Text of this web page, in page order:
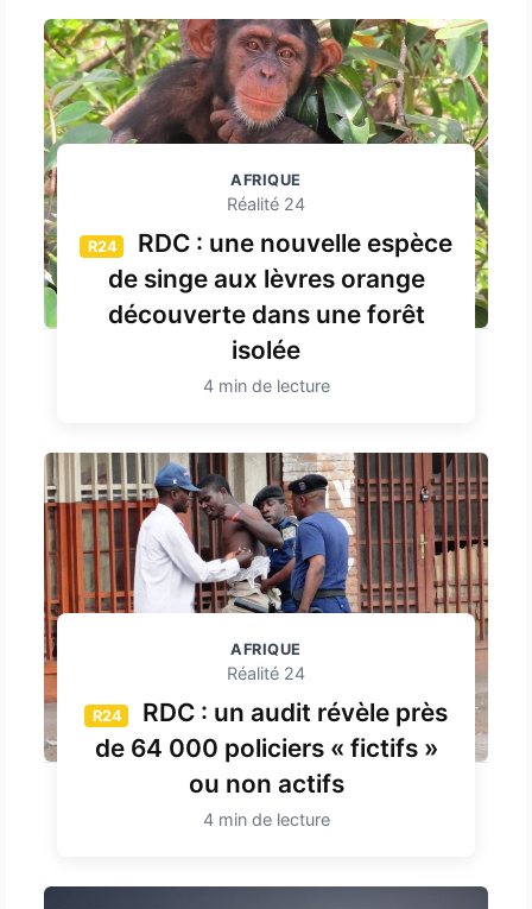
AFRIQUE
Réalité 24
R24
RDC : une nouvelle espèce
de singe aux lèvres orange
découverte dans une forêt
isolée
4 min de lecture
AFRIQUE
Réalité 24
R24
RDC : un audit révèle près
de 64 000 policiers « fictifs »
ou non actifs
4 min de lecture